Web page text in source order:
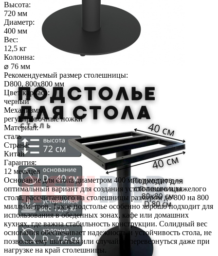
Высота:
720 мм
Диаметр:
400 мм
Вес:
12,5 кг
Колонна:
⌀ 76 мм
Рекомендуемый размер столешницы:
D800, 800х800 мм
Цвет каркаса:
черный
Механизмы:
регулировочные ножки
Материал:
сталь
Страна:
Китай
Гарантия:
12 месяцев
Основание для стола диаметром 400 миллиметров —
оптимальный вариант для создания устойчивого и тяжелого
стола, рассчитанного на столешницы размером до 800 на 800
миллиметров. Такое подстолье особенно хорошо подходит для
использования в обеденных зонах, кафе или домашних
кухнях, где важна стабильность конструкции. Солидный вес
основания обеспечивает надежность и устойчивость стола, не
позволяя ему шататься или случайно перевернуться даже при
нагрузке на край столешницы.